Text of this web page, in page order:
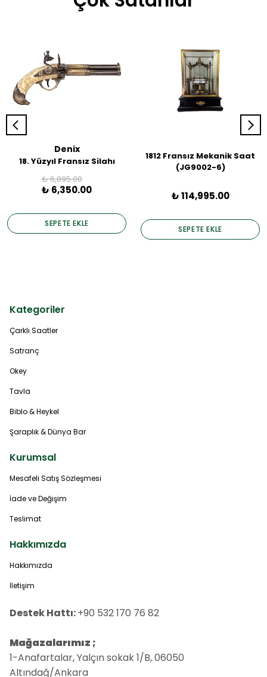
Denix
18. Yüzyıl Fransız Silahı
₺ 6,895.00
₺ 6,350.00
SEPETE EKLE
1812 Fransız Mekanik Saat
(JG9002-6)
₺ 114,995.00
SEPETE EKLE
Kategoriler
Çarklı Saatler
Satranç
Okey
Tavla
Biblo & Heykel
Şaraplık & Dünya Bar
Kurumsal
Mesafeli Satış Sözleşmesi
İade ve Değişim
Teslimat
Hakkımızda
Hakkımızda
İletişim
Destek Hattı:+90 532 170 76 82
Mağazalarımız ;
1-Anafartalar, Yalçın sokak 1/B, 06050
Altındağ/Ankara